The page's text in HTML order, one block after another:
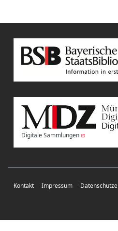
Digitale Sammlungen
Kontakt Impressum